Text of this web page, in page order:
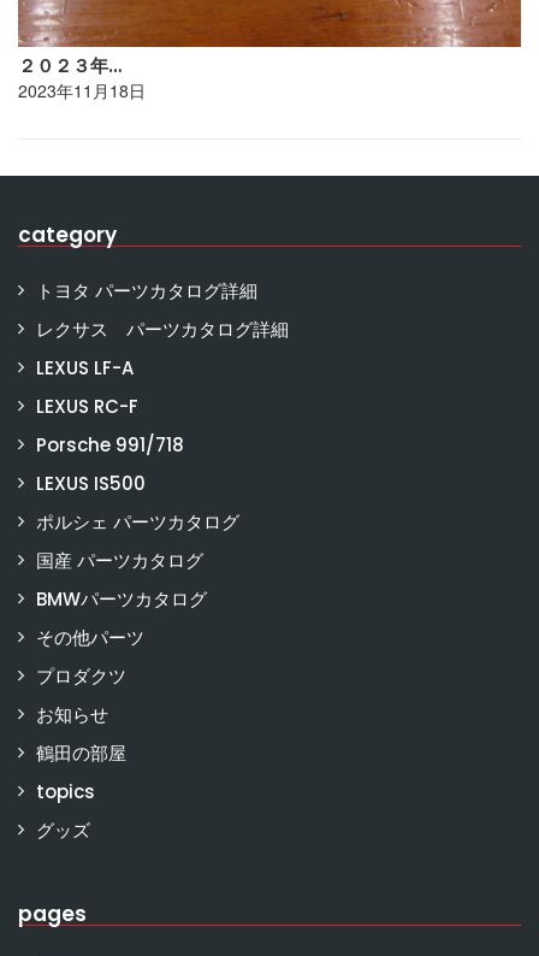
２０２３年…
2023年11月18日
category
トヨタ パーツカタログ詳細
レクサス パーツカタログ詳細
LEXUS LF-A
LEXUS RC-F
Porsche 991/718
LEXUS IS500
ポルシェ パーツカタログ
国産 パーツカタログ
BMWパーツカタログ
その他パーツ
プロダクツ
お知らせ
鶴田の部屋
topics
グッズ
pages